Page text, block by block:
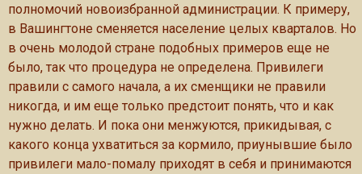
полномочий новоизбранной администрации. К примеру,
в Вашингтоне сменяется население целых кварталов. Но
в очень молодой стране подобных примеров еще не
было, так что процедура не определена. Привилеги
правили с самого начала, а их сменщики не правили
никогда, и им еще только предстоит понять, что и как
нужно делать. И пока они менжуются, прикидывая, с
какого конца ухватиться за кормило, приунывшие было
привилеги мало-помалу приходят в себя и принимаются